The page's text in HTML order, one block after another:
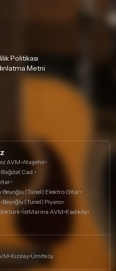
Politikası
Metni
AVM•Ataşehir•
•Bağdat Cad.•
•
•Beyoğlu (Tünel) Elektro Gitar•
•Beyoğlu (Tünel) Piyano•
•İstMarina AVM•Kadıköy•
•Kızılay•Ümitköy